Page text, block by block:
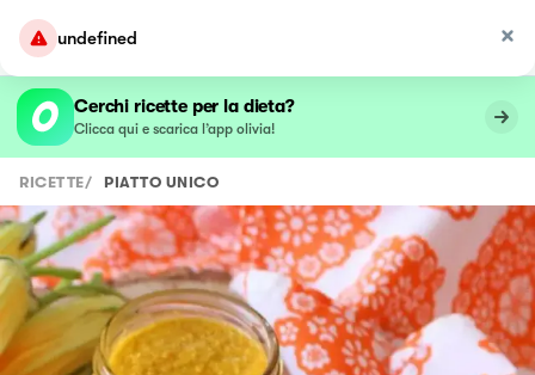
undefined
Cerchi ricette per la dieta?
Clicca qui e scarica l’app olivia!
RICETTE/ PIATTO UNICO